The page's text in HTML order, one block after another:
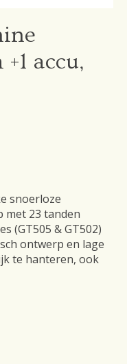
accu,
snoerloze
met 23 tanden
(GT505 & GT502)
ontwerp en lage
te hanteren, ook